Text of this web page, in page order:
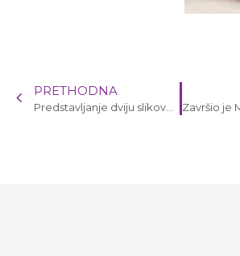
PRETHODNA